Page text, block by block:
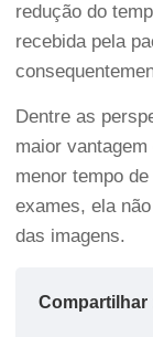
redução do
recebida pela
Dentre as
maior
menor tempo
exames, ela
das imagens.
Compartilhar